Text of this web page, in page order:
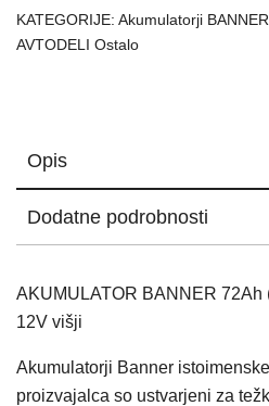
KATEGORIJE: Akumulatorji BANNER
AVTODELI Ostalo
Opis
Dodatne podrobnosti
AKUMULATOR BANNER 72Ah
12V višji
Akumulatorji Banner
proizvajalca so ustvarjeni za